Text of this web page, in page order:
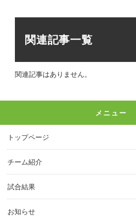
関連記事一覧
関連記事はありません。
メニュー
トップページ
チーム紹介
試合結果
お知らせ